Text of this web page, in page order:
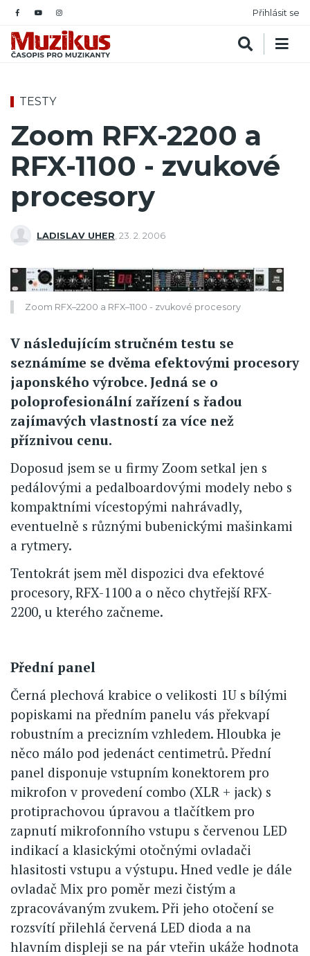
Přihlásit se
TESTY
Zoom RFX-2200 a
RFX-1100 - zvukové
procesory
LADISLAV UHER 23. 2. 2006
Zoom RFX–2200 a RFX–1100 - zvukové procesory
V následujícím stručném testu se
seznámíme se dvěma efektovými procesory
japonského výrobce. Jedná se o
poloprofesionální zařízení s řadou
zajímavých vlastností za více než
příznivou cenu.
Doposud jsem se u firmy Zoom setkal jen s
pedálovými a pedalboardovými modely nebo s
kompaktními vícestopými nahrávadly,
eventuelně s různými bubenickými mašinkami
a rytmery.
Tentokrát jsem měl dispozici dva efektové
procesory, RFX-1100 a o něco chytřejší RFX-
2200, u kterého začneme.
Přední panel
Černá plechová krabice o velikosti 1U s bílými
popiskami na předním panelu vás překvapí
robustním a precizním vzhledem. Hloubka je
něco málo pod jedenáct centimetrů. Přední
panel disponuje vstupním konektorem pro
mikrofon v provedení combo (XLR + jack) s
protiprachovou úpravou a tlačítkem pro
zapnutí mikrofonního vstupu s červenou LED
indikací a klasickými otočnými ovladači
hlasitosti vstupu a výstupu. Hned vedle je dále
ovladač Mix pro poměr mezi čistým a
zpracovávaným zvukem. Při jeho otočení se
rozsvítí přilehlá červená LED dioda a na
hlavním displeji se na pár vteřin ukáže hodnota